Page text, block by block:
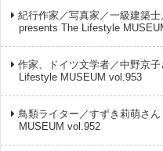
紀行作家／写真家／一級建築
presents The Lifestyle
作家、ドイツ文学者／中野京
Lifestyle MUSEUM vol.953
鳥類ライター／すずき莉萌さ
MUSEUM vol.952